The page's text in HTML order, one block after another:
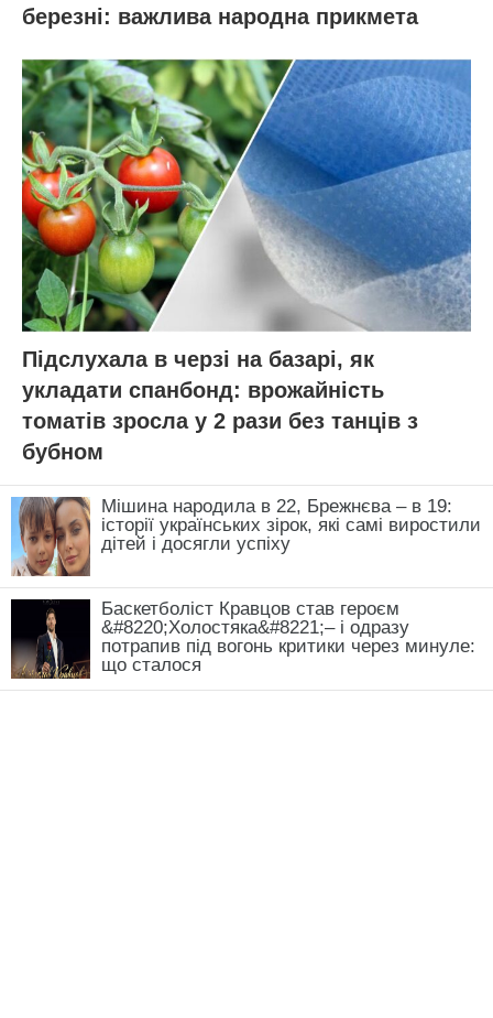
березні: важлива народна прикмета
Підслухала в черзі на базарі, як
укладати спанбонд: врожайність
томатів зросла у 2 рази без танців з
бубном
Мішина народила в 22, Брежнєва – в 19:
історії українських зірок, які самі виростили
дітей і досягли успіху
Баскетболіст Кравцов став героєм
&#8220;Холостяка&#8221;– і одразу
потрапив під вогонь критики через минуле:
що сталося